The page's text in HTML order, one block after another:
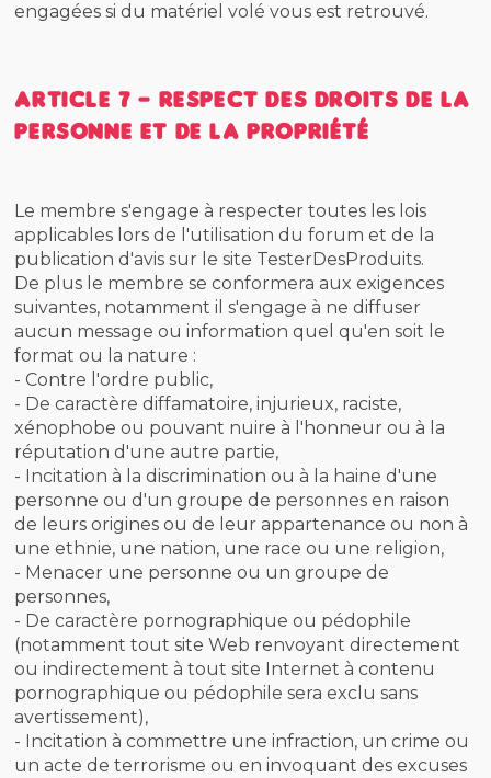
engagées si du matériel volé vous est retrouvé.
Article 7 - Respect des droits de la
personne et de la propriété
Le membre s'engage à respecter toutes les lois
applicables lors de l'utilisation du forum et de la
publication d'avis sur le site TesterDesProduits.
De plus le membre se conformera aux exigences
suivantes, notamment il s'engage à ne diffuser
aucun message ou information quel qu'en soit le
format ou la nature :
- Contre l'ordre public,
- De caractère diffamatoire, injurieux, raciste,
xénophobe ou pouvant nuire à l'honneur ou à la
réputation d'une autre partie,
- Incitation à la discrimination ou à la haine d'une
personne ou d'un groupe de personnes en raison
de leurs origines ou de leur appartenance ou non à
une ethnie, une nation, une race ou une religion,
- Menacer une personne ou un groupe de
personnes,
- De caractère pornographique ou pédophile
(notamment tout site Web renvoyant directement
ou indirectement à tout site Internet à contenu
pornographique ou pédophile sera exclu sans
avertissement),
- Incitation à commettre une infraction, un crime ou
un acte de terrorisme ou en invoquant des excuses